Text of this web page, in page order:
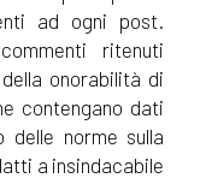
di
69
ad ogni post.
ritenuti
onorabilità di
contengano dati
delle norme sulla
a insindacabile